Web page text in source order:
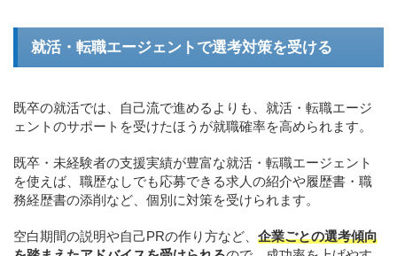
就活・転職エージェントで選考対策を受ける
既卒の就活では、自己流で進めるよりも、就活・転職エージ
ェントのサポートを受けたほうが就職確率を高められます。
既卒・未経験者の支援実績が豊富な就活・転職エージェント
を使えば、職歴なしでも応募できる求人の紹介や履歴書・職
務経歴書の添削など、個別に対策を受けられます。
空白期間の説明や自己PRの作り方など、 企業ごとの選考傾向